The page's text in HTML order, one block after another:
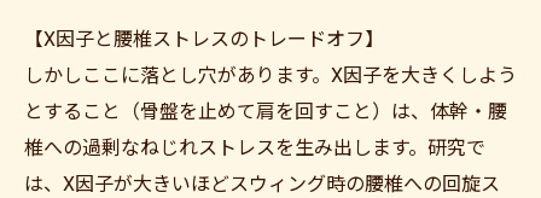
【X因子と腰椎ストレスのトレードオフ】
しかしここに落とし穴があります。X因子を大きくしよう
とすること（骨盤を止めて肩を回すこと）は、体幹・腰
椎への過剰なねじれストレスを生み出します。研究で
は、X因子が大きいほどスウィング時の腰椎への回旋ス